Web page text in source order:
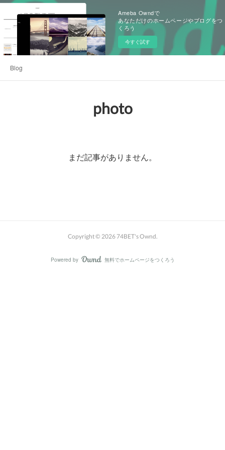
Ameba Owndで
あなただけのホームページやブログをつ
くろう
今すぐ試す
Blog
photo
まだ記事がありません。
Copyright © 2026 74BET's Ownd.
Powered by AmebaOwnd
無料でホームページをつくろう